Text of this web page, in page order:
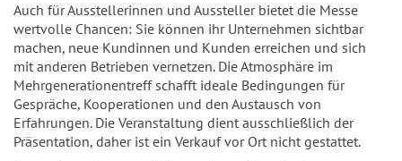
Auch für Ausstellerinnen und Aussteller bietet die Messe
wertvolle Chancen: Sie können ihr Unternehmen sichtbar
machen, neue Kundinnen und Kunden erreichen und sich
mit anderen Betrieben vernetzen. Die Atmosphäre im
Mehrgenerationentreff schafft ideale Bedingungen für
Gespräche, Kooperationen und den Austausch von
Erfahrungen. Die Veranstaltung dient ausschließlich der
Präsentation, daher ist ein Verkauf vor Ort nicht gestattet.